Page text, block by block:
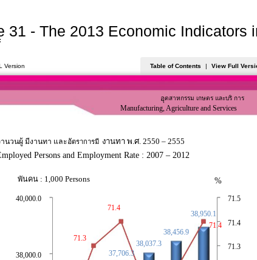
31 - The 2013 Economic Indicators
Version Table of Contents | View Full
นวนผู้ มีงานทา และอัตราการมี งานทา พ.ศ. 2550 – 2555
Persons and Employment Rate : 2007 – 2012
37,706.3
38,037.3
38,456.9
38,950.1
71.3
71.4
71.4
71.3
71.4
71.5
38,000.0
40,000.0
อุตสาหกรรม เกษตร และบริ การ
Manufacturing, Agriculture and Services
พันคน : 1,000 Persons %